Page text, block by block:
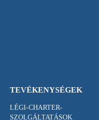
TEVÉKENYSÉGEK
LÉGI-CHARTER-
SZOLGÁLTATÁSOK